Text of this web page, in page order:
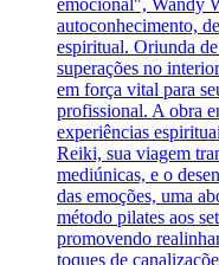
autoconhecimento,
espiritual. Oriunda
superações no
em força vital para
profissional. A obra
experiências
Reiki, sua viagem
mediúnicas, e o
das emoções, uma
método pilates aos
promovendo
toques de